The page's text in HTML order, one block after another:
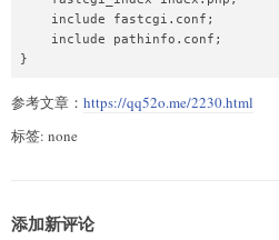
    include fastcgi.conf;
    include pathinfo.conf;
参考文章： https://qq52o.me/2230.html
标签: none
添加新评论